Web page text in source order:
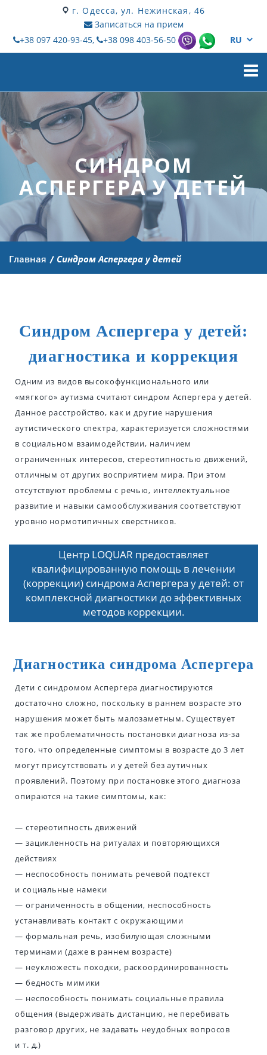
г. Одесса, ул. Нежинская, 46
Записаться на прием
+38 097 420-93-45,
+38 098 403-56-50
СИНДРОМ
АСПЕРГЕРА У ДЕТЕЙ
Главная Синдром Аспергера у детей
Синдром Аспергера у детей:
диагностика и коррекция
Одним из видов высокофункционального или
«мягкого» аутизма считают синдром Аспергера у детей.
Данное расстройство, как и другие нарушения
аутистического спектра, характеризуется сложностями
в социальном взаимодействии, наличием
ограниченных интересов, стереотипностью движений,
отличным от других восприятием мира. При этом
отсутствуют проблемы с речью, интеллектуальное
развитие и навыки самообслуживания соответствуют
уровню нормотипичных сверстников.
Центр LOQUAR предоставляет
квалифицированную помощь в лечении
(коррекции) синдрома Аспергера у детей: от
комплексной диагностики до эффективных
методов коррекции.
Диагностика синдрома Аспергера
Дети с синдромом Аспергера диагностируются
достаточно сложно, поскольку в раннем возрасте это
нарушения может быть малозаметным. Существует
так же проблематичность постановки диагноза из-за
того, что определенные симптомы в возрасте до 3 лет
могут присутствовать и у детей без аутичных
проявлений. Поэтому при постановке этого диагноза
опираются на такие симптомы, как:
— стереотипность движений
— зацикленность на ритуалах и повторяющихся
действиях
— неспособность понимать речевой подтекст
и социальные намеки
— ограниченность в общении, неспособность
устанавливать контакт с окружающими
— формальная речь, изобилующая сложными
терминами (даже в раннем возрасте)
— неуклюжесть походки, раскоординированность
— бедность мимики
— неспособность понимать социальные правила
общения (выдерживать дистанцию, не перебивать
разговор других, не задавать неудобных вопросов
и т. д.)